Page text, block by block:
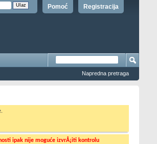
Registracija
Pomoć
Napredna pretraga
ipak nije moguće izvrÅ¡iti kontrolu